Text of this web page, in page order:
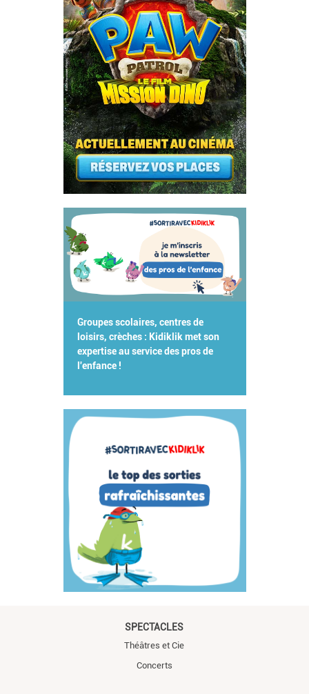
Groupes scolaires, centres de
loisirs, crèches : Kidiklik met son
expertise au service des pros de
l'enfance !
SPECTACLES
Théâtres et Cie
Concerts